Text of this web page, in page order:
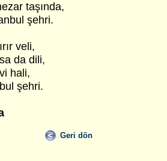
taşında,
şehri.
veli,
da dili,
hali,
şehri.
Geri dön